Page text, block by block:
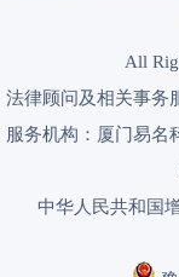
All
法律顾问及相关事务
服务机构：厦门易名
中华人民共和国